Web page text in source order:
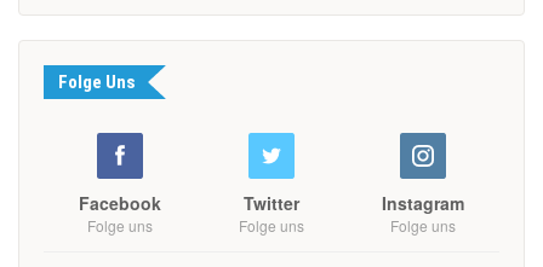
Folge Uns
Facebook
Folge uns
Twitter
Folge uns
Instagram
Folge uns